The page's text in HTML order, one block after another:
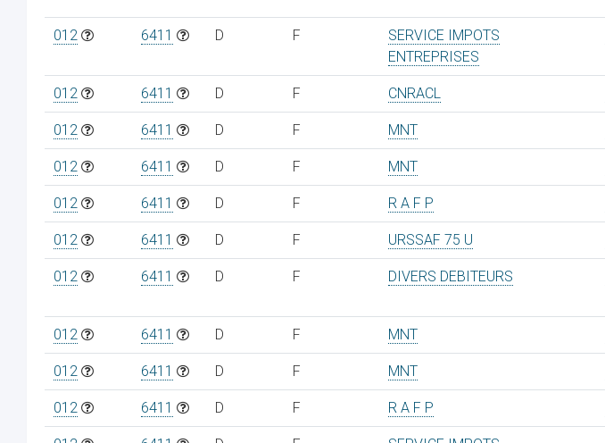
012 6411 D F
SERVICE IMPOTS
ENTREPRISES
012 6411 D F CNRACL
012 6411 D F MNT
012 6411 D F MNT
012 6411 D F R A F P
012 6411 D F URSSAF 75 U
012 6411 D F DIVERS DEBITEURS
012 6411 D F MNT
012 6411 D F MNT
012 6411 D F R A F P